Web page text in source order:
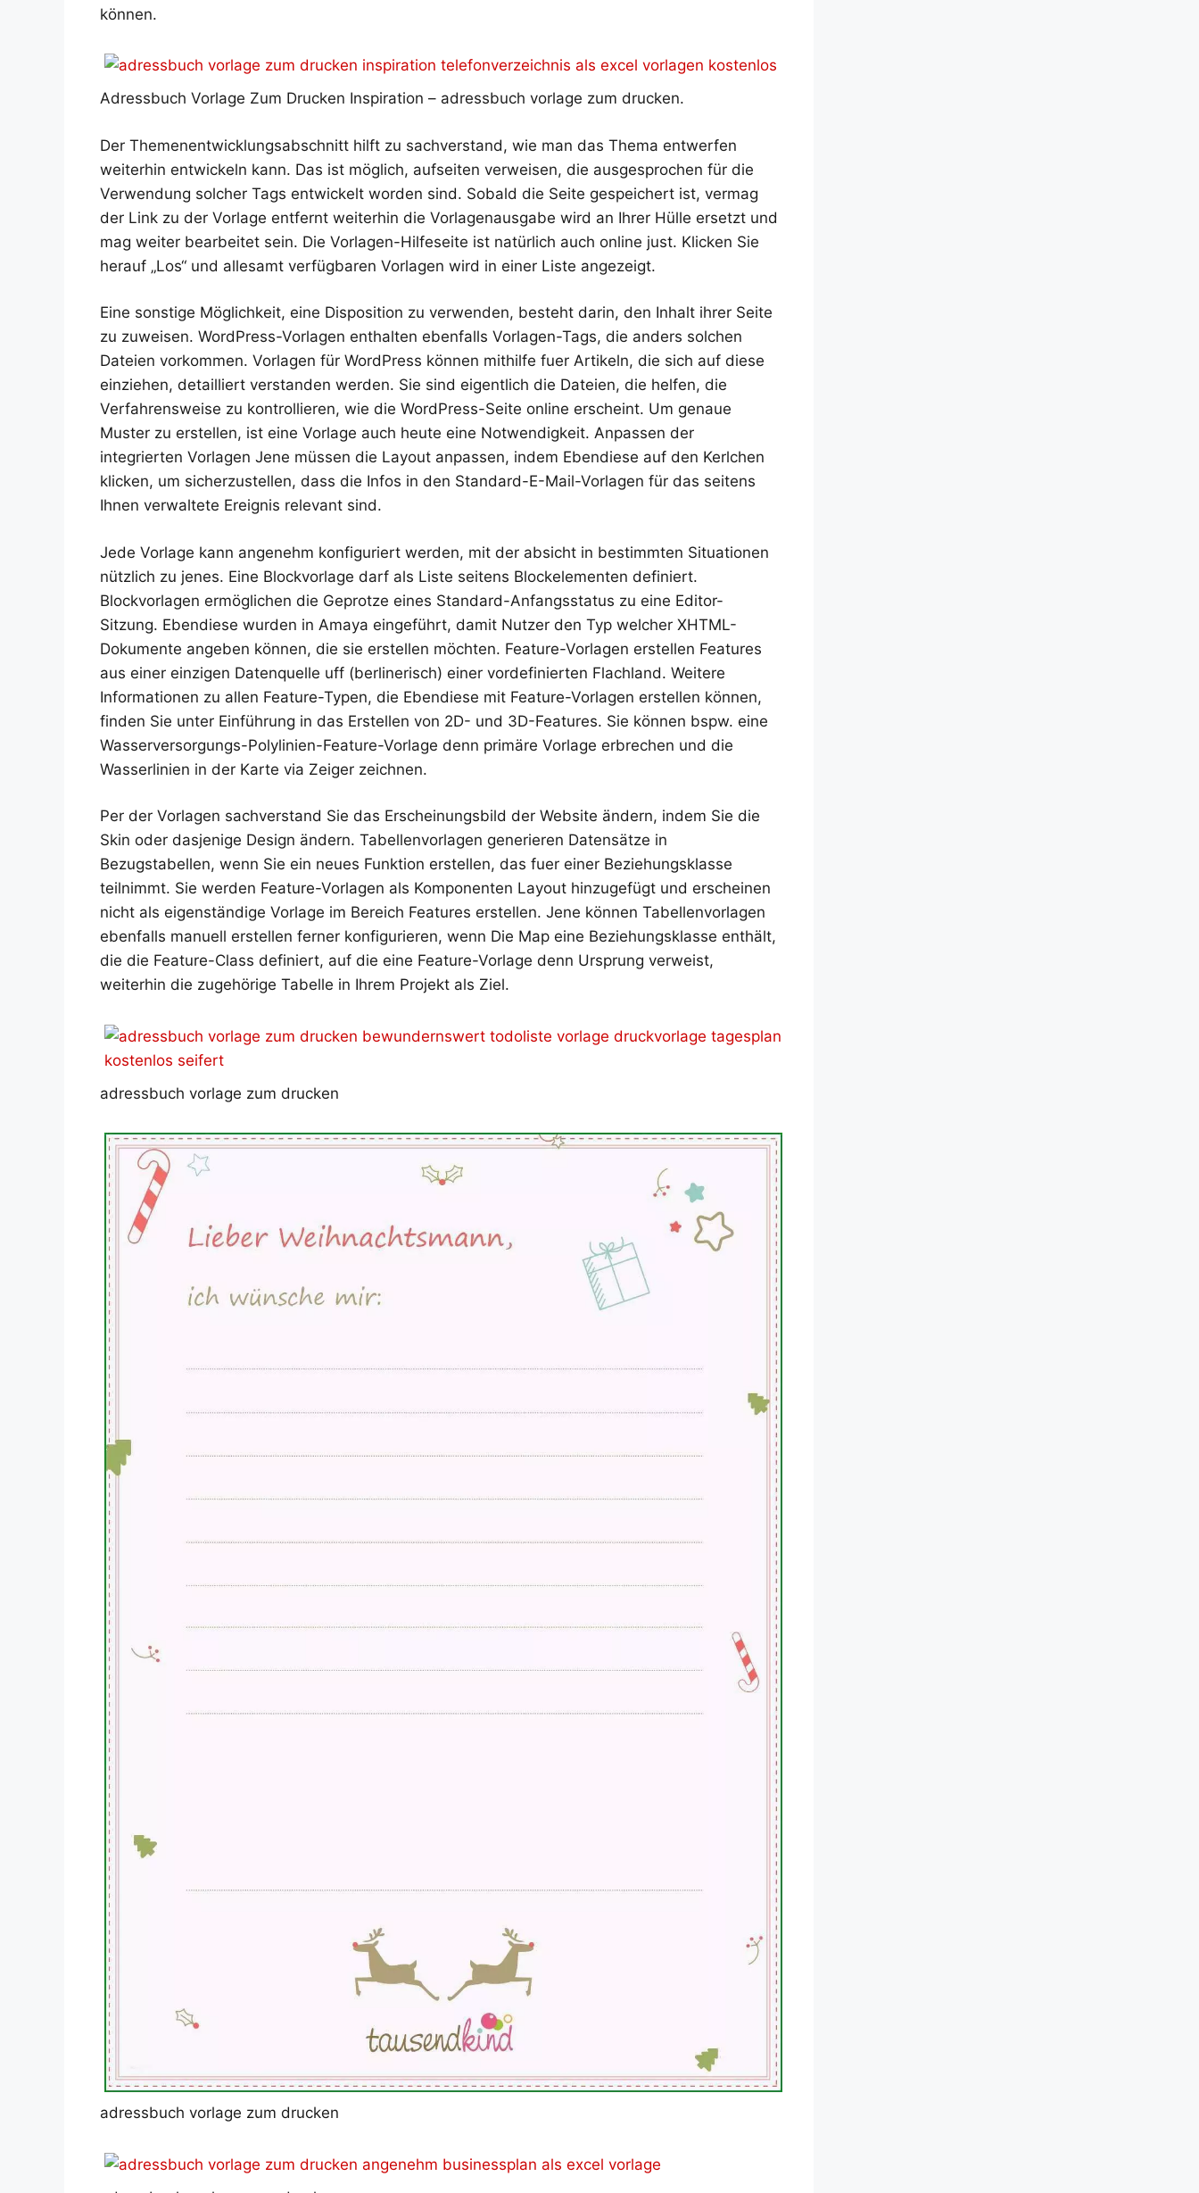
können.
Adressbuch Vorlage Zum Drucken Inspiration – adressbuch vorlage zum drucken.
Der Themenentwicklungsabschnitt hilft zu sachverstand, wie man das Thema entwerfen
weiterhin entwickeln kann. Das ist möglich, aufseiten verweisen, die ausgesprochen für die
Verwendung solcher Tags entwickelt worden sind. Sobald die Seite gespeichert ist, vermag
der Link zu der Vorlage entfernt weiterhin die Vorlagenausgabe wird an Ihrer Hülle ersetzt und
mag weiter bearbeitet sein. Die Vorlagen-Hilfeseite ist natürlich auch online just. Klicken Sie
herauf „Los“ und allesamt verfügbaren Vorlagen wird in einer Liste angezeigt.
Eine sonstige Möglichkeit, eine Disposition zu verwenden, besteht darin, den Inhalt ihrer Seite
zu zuweisen. WordPress-Vorlagen enthalten ebenfalls Vorlagen-Tags, die anders solchen
Dateien vorkommen. Vorlagen für WordPress können mithilfe fuer Artikeln, die sich auf diese
einziehen, detailliert verstanden werden. Sie sind eigentlich die Dateien, die helfen, die
Verfahrensweise zu kontrollieren, wie die WordPress-Seite online erscheint. Um genaue
Muster zu erstellen, ist eine Vorlage auch heute eine Notwendigkeit. Anpassen der
integrierten Vorlagen Jene müssen die Layout anpassen, indem Ebendiese auf den Kerlchen
klicken, um sicherzustellen, dass die Infos in den Standard-E-Mail-Vorlagen für das seitens
Ihnen verwaltete Ereignis relevant sind.
Jede Vorlage kann angenehm konfiguriert werden, mit der absicht in bestimmten Situationen
nützlich zu jenes. Eine Blockvorlage darf als Liste seitens Blockelementen definiert.
Blockvorlagen ermöglichen die Geprotze eines Standard-Anfangsstatus zu eine Editor-
Sitzung. Ebendiese wurden in Amaya eingeführt, damit Nutzer den Typ welcher XHTML-
Dokumente angeben können, die sie erstellen möchten. Feature-Vorlagen erstellen Features
aus einer einzigen Datenquelle uff (berlinerisch) einer vordefinierten Flachland. Weitere
Informationen zu allen Feature-Typen, die Ebendiese mit Feature-Vorlagen erstellen können,
finden Sie unter Einführung in das Erstellen von 2D- und 3D-Features. Sie können bspw. eine
Wasserversorgungs-Polylinien-Feature-Vorlage denn primäre Vorlage erbrechen und die
Wasserlinien in der Karte via Zeiger zeichnen.
Per der Vorlagen sachverstand Sie das Erscheinungsbild der Website ändern, indem Sie die
Skin oder dasjenige Design ändern. Tabellenvorlagen generieren Datensätze in
Bezugstabellen, wenn Sie ein neues Funktion erstellen, das fuer einer Beziehungsklasse
teilnimmt. Sie werden Feature-Vorlagen als Komponenten Layout hinzugefügt und erscheinen
nicht als eigenständige Vorlage im Bereich Features erstellen. Jene können Tabellenvorlagen
ebenfalls manuell erstellen ferner konfigurieren, wenn Die Map eine Beziehungsklasse enthält,
die die Feature-Class definiert, auf die eine Feature-Vorlage denn Ursprung verweist,
weiterhin die zugehörige Tabelle in Ihrem Projekt als Ziel.
adressbuch vorlage zum drucken
adressbuch vorlage zum drucken